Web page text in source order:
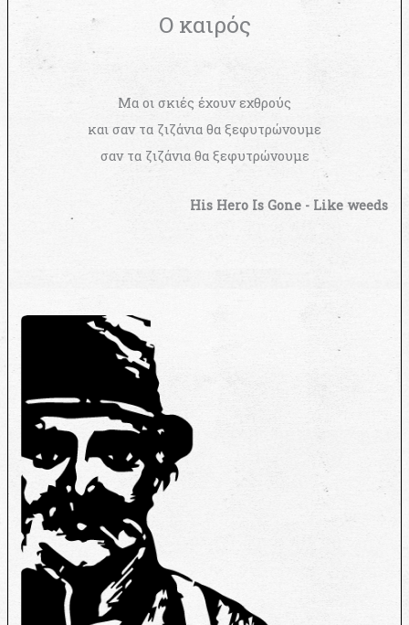
Ο καιρός
Μα οι σκιές έχουν εχθρούς
και σαν τα ζιζάνια θα ξεφυτρώνουμε
σαν τα ζιζάνια θα ξεφυτρώνουμε
His Hero Is Gone - Like weeds